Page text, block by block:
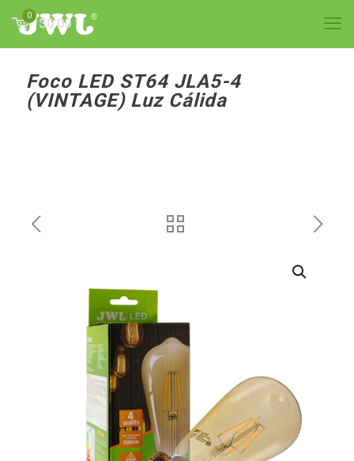
0
$0.00
Foco LED ST64 JLA5-4
(VINTAGE) Luz Cálida